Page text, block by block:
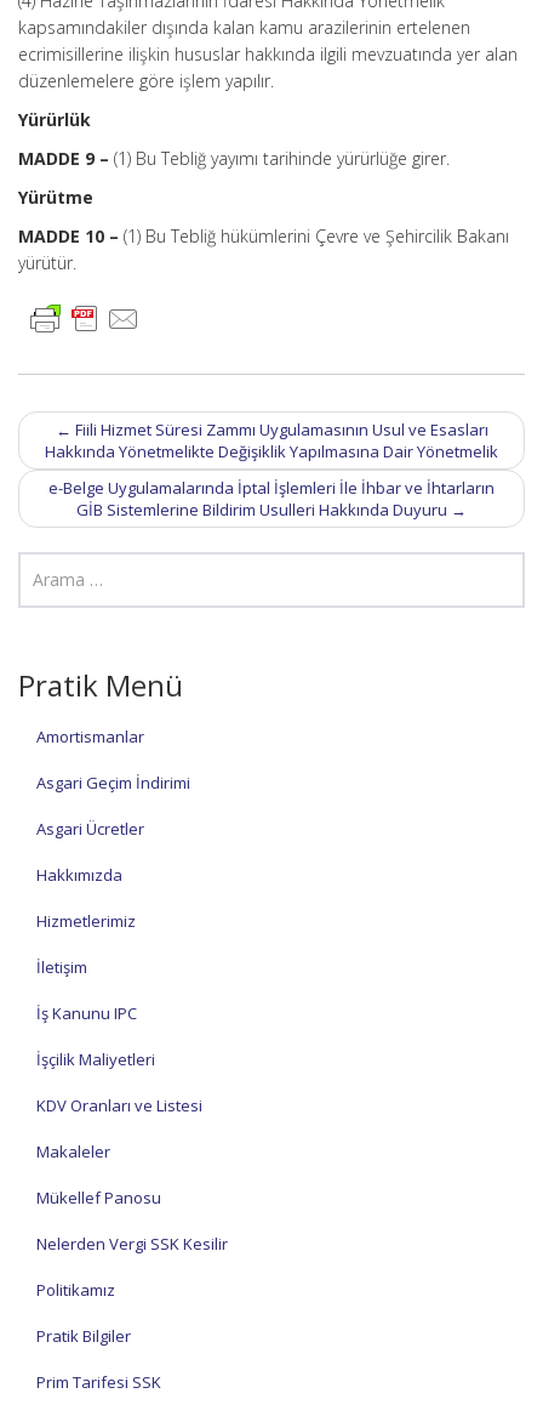
kapsamındakiler dışında kalan kamu arazilerinin ertelenen
ecrimisillerine ilişkin hususlar hakkında ilgili mevzuatında yer alan
düzenlemelere göre işlem yapılır.
Yürürlük
MADDE 9 – (1) Bu Tebliğ yayımı tarihinde yürürlüğe girer.
Yürütme
MADDE 10 – (1) Bu Tebliğ hükümlerini Çevre ve Şehircilik Bakanı
yürütür.
Post
navigation
← Fiili Hizmet Süresi Zammı Uygulamasının Usul ve Esasları
Hakkında Yönetmelikte Değişiklik Yapılmasına Dair Yönetmelik
e-Belge Uygulamalarında İptal İşlemleri İle İhbar ve İhtarların
GİB Sistemlerine Bildirim Usulleri Hakkında Duyuru →
Pratik Menü
Amortismanlar
Asgari Geçim İndirimi
Asgari Ücretler
Hakkımızda
Hizmetlerimiz
İletişim
İş Kanunu IPC
İşçilik Maliyetleri
KDV Oranları ve Listesi
Makaleler
Mükellef Panosu
Nelerden Vergi SSK Kesilir
Politikamız
Pratik Bilgiler
Prim Tarifesi SSK